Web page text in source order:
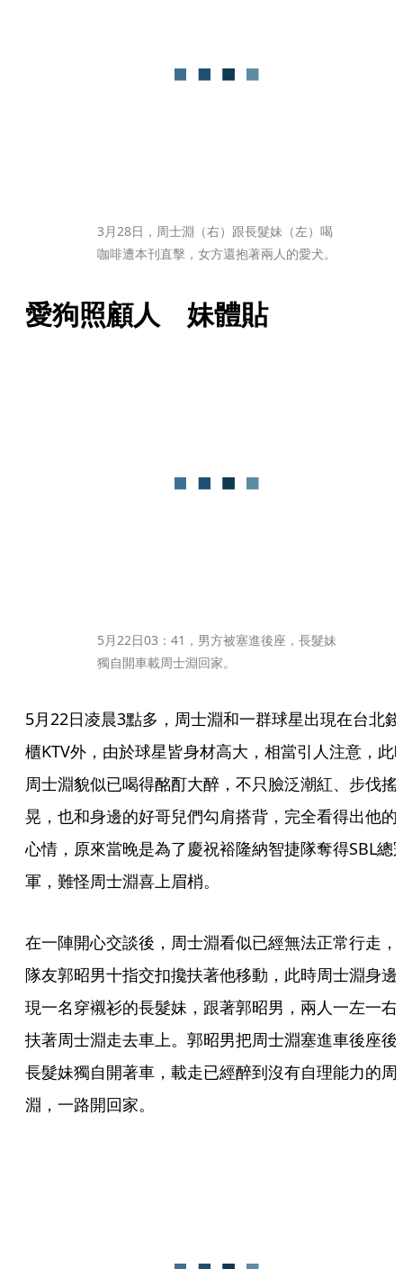
3月28日，周士淵（右）跟長髮妹（左）喝
咖啡遭本刊直擊，女方還抱著兩人的愛犬。
愛狗照顧人　妹體貼
5月22日03：41，男方被塞進後座，長髮妹
獨自開車載周士淵回家。
5月22日凌晨3點多，周士淵和一群球星出現在台北錢
櫃KTV外，由於球星皆身材高大，相當引人注意，此
周士淵貌似已喝得酩酊大醉，不只臉泛潮紅、步伐搖
晃，也和身邊的好哥兒們勾肩搭背，完全看得出他的
心情，原來當晚是為了慶祝裕隆納智捷隊奪得SBL總
軍，難怪周士淵喜上眉梢。
在一陣開心交談後，周士淵看似已經無法正常行走，
隊友郭昭男十指交扣攙扶著他移動，此時周士淵身邊
現一名穿襯衫的長髮妹，跟著郭昭男，兩人一左一右
扶著周士淵走去車上。郭昭男把周士淵塞進車後座後
長髮妹獨自開著車，載走已經醉到沒有自理能力的周
淵，一路開回家。